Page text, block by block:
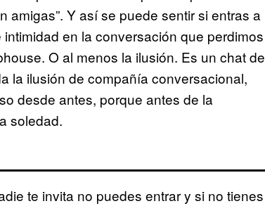
amigas”. Y así se puede sentir si entras a
en la conversación que perdimos
O al menos la ilusión. Es un chat de
la ilusión de compañía conversacional,
desde antes, porque antes de la
soledad.
te invita no puedes entrar y si no tienes